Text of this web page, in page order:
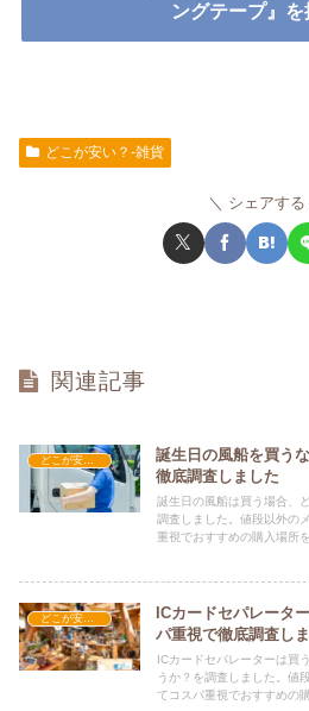
ングテープ』
どこが安い？-雑貨
シェアする
関連記事
どこが安い？-雑貨
誕生日の風船を買う
徹底調査しました
誕生日の風船は買う場合、
調査しました。値段以外の
重視でおすすめの購入場所
どこが安い？-雑貨
ICカードセパレータ
パ重視で徹底調査し
ICカードセパレーターは買
うか？を調査しました。値
てコスパ重視でおすすめの